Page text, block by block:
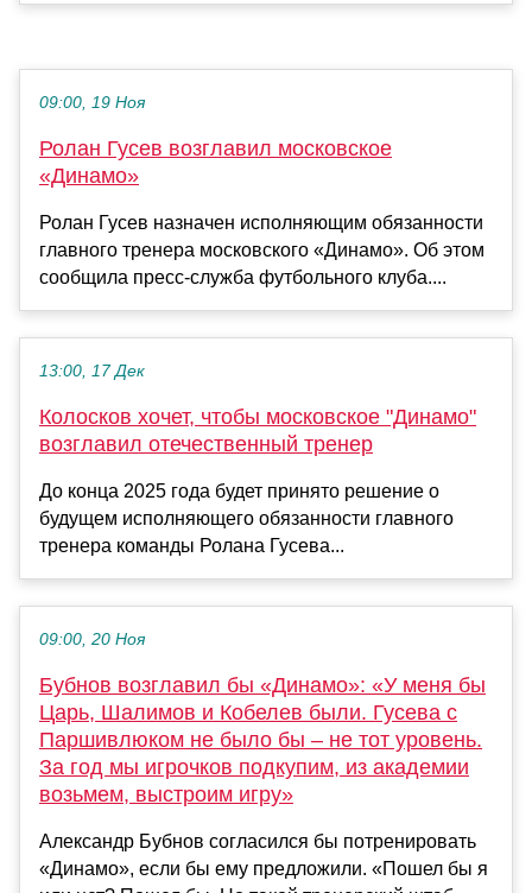
09:00, 19 Ноя
Ролан Гусев возглавил московское
«Динамо»
Ролан Гусев назначен исполняющим обязанности
главного тренера московского «Динамо». Об этом
сообщила пресс-служба футбольного клуба....
13:00, 17 Дек
Колосков хочет, чтобы московское "Динамо"
возглавил отечественный тренер
До конца 2025 года будет принято решение о
будущем исполняющего обязанности главного
тренера команды Ролана Гусева...
09:00, 20 Ноя
Бубнов возглавил бы «Динамо»: «У меня бы
Царь, Шалимов и Кобелев были. Гусева с
Паршивлюком не было бы – не тот уровень.
За год мы игрочков подкупим, из академии
возьмем, выстроим игру»
Александр Бубнов согласился бы потренировать
«Динамо», если бы ему предложили. «Пошел бы я